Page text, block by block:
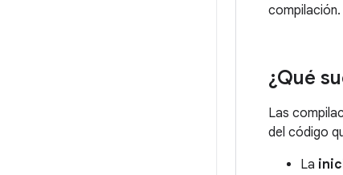
compilación.
¿Qué
Las
del código
La